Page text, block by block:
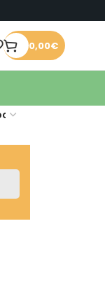
0,00€